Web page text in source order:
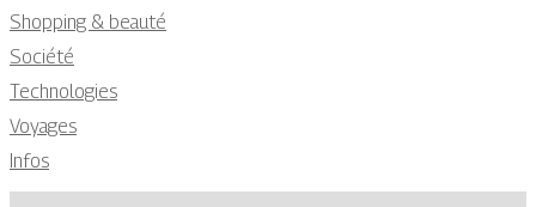
Shopping & beauté
Société
Technologies
Voyages
Infos